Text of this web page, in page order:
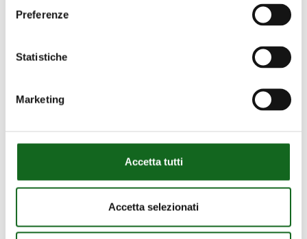
Preferenze
Statistiche
Marketing
Accetta tutti
Accetta selezionati
MOTORES
8” DA SÉRIE
EFICIÊNCIA E
FIABILIDADE
SEM
COMPROMISSOS